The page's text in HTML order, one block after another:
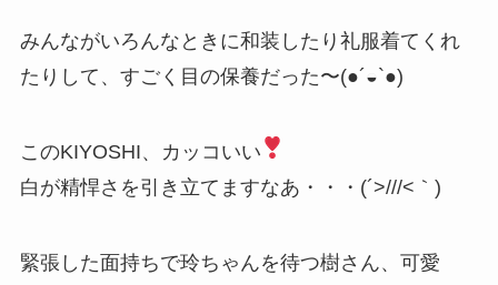
みんながいろんなときに和装したり礼服着てくれ
たりして、すごく目の保養だった〜(●´◒`●)
このKIYOSHI、カッコいい
白が精悍さを引き立てますなあ・・・(´>///<｀)
緊張した面持ちで玲ちゃんを待つ樹さん、可愛